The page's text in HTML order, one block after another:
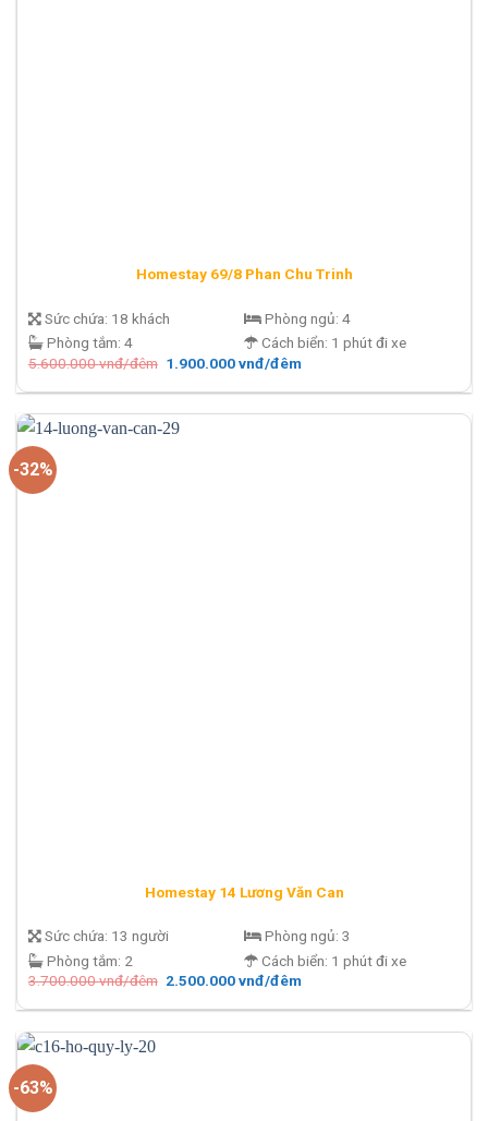
Homestay 69/8 Phan Chu Trinh
Sức chứa: 18 khách
Phòng tắm: 4
Phòng ngủ: 4
Cách biển: 1 phút đi xe
5.600.000vnđ/đêm Giá
là:
đêm.
1.900.000vnđ/đêmGiá
tại
1.900.000 vnđ/
-32%
Homestay 14 Lương Văn Can
Sức chứa: 13 người
Phòng tắm: 2
Phòng ngủ: 3
Cách biển: 1 phút đi xe
3.700.000vnđ/đêm Giá
là:
đêm.
2.500.000vnđ/đêmGiá
tại
2.500.000 vnđ/
-63%